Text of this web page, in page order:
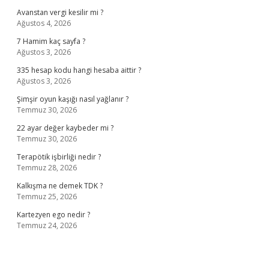
Avanstan vergi kesilir mi ?
Ağustos 4, 2026
7 Hamim kaç sayfa ?
Ağustos 3, 2026
335 hesap kodu hangi hesaba aittir ?
Ağustos 3, 2026
Şimşir oyun kaşığı nasıl yağlanır ?
Temmuz 30, 2026
22 ayar değer kaybeder mi ?
Temmuz 30, 2026
Terapötik işbirliği nedir ?
Temmuz 28, 2026
Kalkışma ne demek TDK ?
Temmuz 25, 2026
Kartezyen ego nedir ?
Temmuz 24, 2026